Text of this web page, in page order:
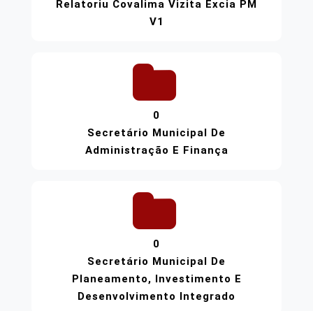
Relatoriu Covalima Vizita Excia PM
V1
0
Secretário Municipal De
Administração E Finança
0
Secretário Municipal De
Planeamento, Investimento E
Desenvolvimento Integrado